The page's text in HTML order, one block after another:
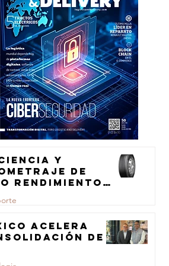
y
de
rendimiento
de
acelera
de